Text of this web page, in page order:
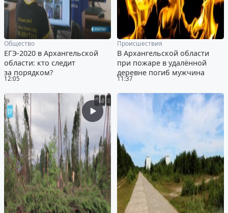
12:05
Общество
ЕГЭ-2020 в Архангельской
области: кто следит
за порядком?
11:37
Происшествия
В Архангельской области
при пожаре в удалённой
деревне погиб мужчина